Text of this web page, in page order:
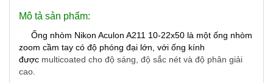
Mô tả sản phẩm:
Ống nhòm Nikon Aculon A211 10-22x50 là một ống nhòm
zoom cầm tay có độ phóng đại lớn, với ống kính
được multicoated cho độ sáng, độ sắc nét và độ phân giải
cao.